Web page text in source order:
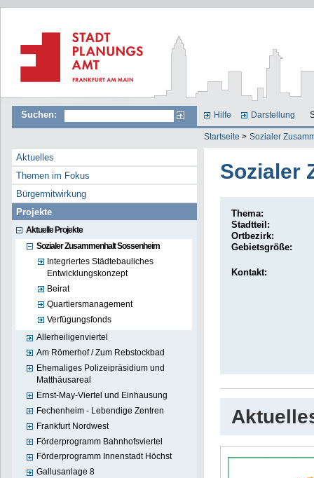
Suchen: Hilfe Darstellung
Startseite > Sozialer
Aktuelles
Themen im Fokus
Bürgermitwirkung
Projekte
Aktuelle Projekte
Sozialer Zusammenhalt Sossenheim
Integriertes Städtebauliches
Entwicklungskonzept
Beirat
Quartiersmanagement
Verfügungsfonds
Allerheiligenviertel
Am Römerhof / Zum Rebstockbad
Ehemaliges Polizeipräsidium und
Matthäusareal
Ernst-May-Viertel und Einhausung
Fechenheim - Lebendige Zentren
Frankfurt Nordwest
Förderprogramm Bahnhofsviertel
Förderprogramm Innenstadt Höchst
Gallusanlage 8
Sozialer
Thema:
Stadtteil:
Ortbezirk:
Gebietsgröße:
Kontakt: